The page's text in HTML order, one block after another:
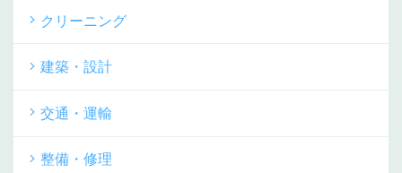
クリーニング
建築・設計
交通・運輸
整備・修理